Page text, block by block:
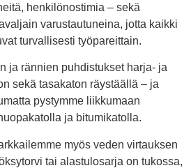
henkilönostimia – sekä
varustautuneina, jotta kaikki
turvallisesti työpareittain.
ja rännien puhdistukset harja- ja
sekä tasakaton räystäällä – ja
pystymme liikkumaan
ja bitumikatolla.
myös veden virtauksen
tai alastulosarja on tukossa,